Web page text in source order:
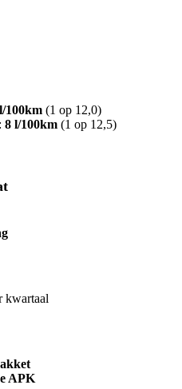
100km (1 op 12,0)
8 l/100km (1 op 12,5)
kwartaal
APK